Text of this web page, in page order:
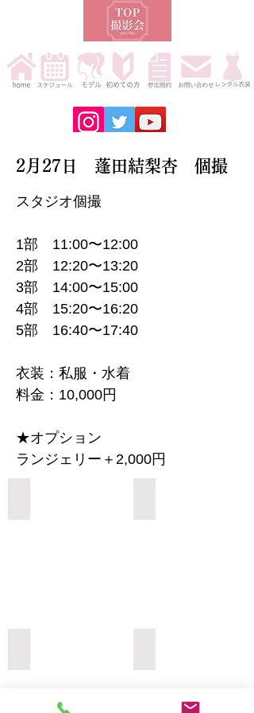
2月27日 蓬田結梨杏 個撮
スタジオ個撮
1部 11:00〜12:00
2部 12:20〜13:20
3部 14:00〜15:00
4部 15:20〜16:20
5部 16:40〜17:40
衣装：私服・水着
料金：10,000円
★オプション
ランジェリー＋2,000円